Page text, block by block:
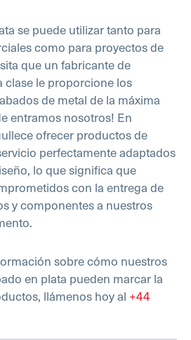
se puede utilizar tanto para
como para proyectos de
que un fabricante de
clase le proporcione los
de metal de la máxima
entramos nosotros! En
ofrecer productos de
perfectamente adaptados
lo que significa que
con la entrega de
y componentes a nuestros
sobre cómo nuestros
en plata pueden marcar la
llámenos hoy al +44